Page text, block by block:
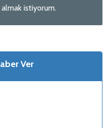
istiyorum.
Ver